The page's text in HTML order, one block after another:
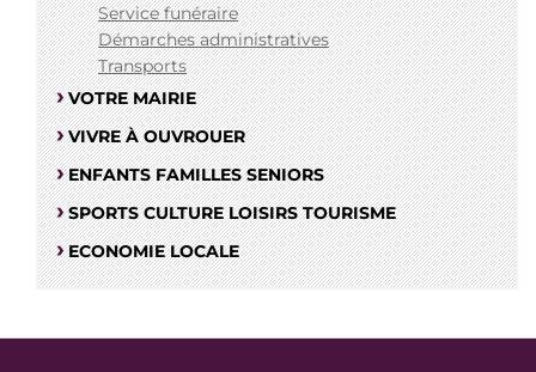
Service funéraire
Démarches administratives
Transports
VOTRE MAIRIE
VIVRE À OUVROUER
ENFANTS FAMILLES SENIORS
SPORTS CULTURE LOISIRS TOURISME
ECONOMIE LOCALE